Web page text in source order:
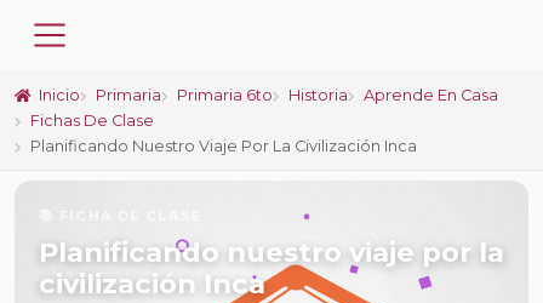
Inicio Primaria Primaria 6to Historia
Aprende En Casa
Fichas De Clase
Planificando Nuestro Viaje Por La Civilización Inca
Planificando nuestro viaje por la
civilización Inca